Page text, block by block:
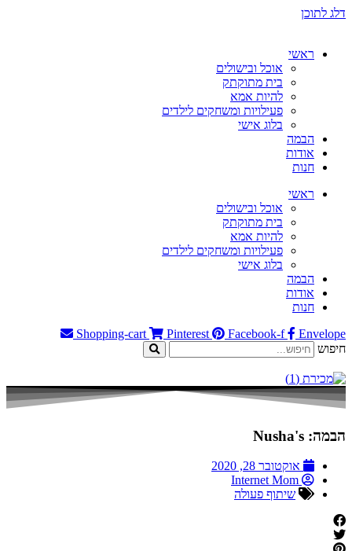
דלג לתוכן
ראשי
אוכל ובישולים
בית מתוקתק
להיות אמא
פעילויות ומשחקים לילדים
בלוג אישי
הבמה
אודות
חנות
ראשי
אוכל ובישולים
בית מתוקתק
להיות אמא
פעילויות ומשחקים לילדים
בלוג אישי
הבמה
אודות
חנות
Shopping-cart
Pinterest Facebook-f
Envelope
חיפוש
הבמה: Nusha's
אוקטובר 28, 2020
Internet Mom
שיתוף פעולה